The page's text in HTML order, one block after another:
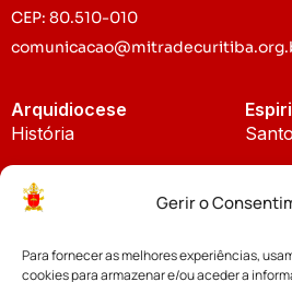
Gerir o
Para fornecer as melhores experiências,
cookies para armazenar e/ou aceder a
CEP: 80.510-010
Arquidiocese
História
Padroeira
Notícias